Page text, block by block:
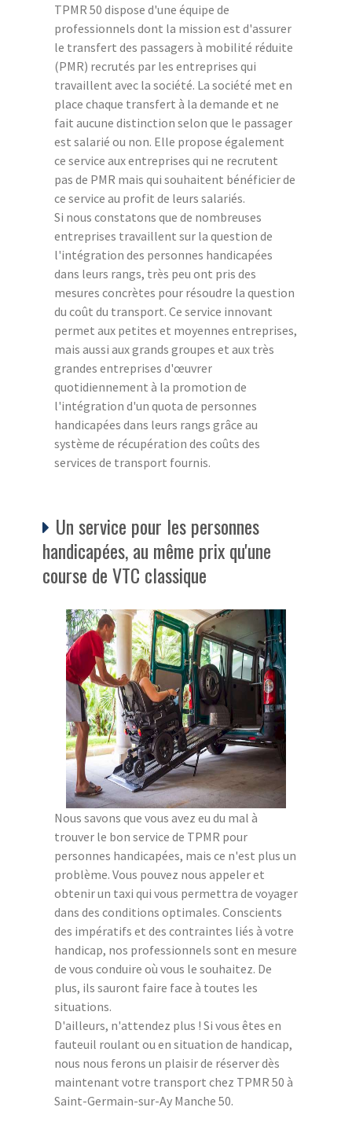
TPMR 50 dispose d'une équipe de
professionnels dont la mission est d'assurer
le transfert des passagers à mobilité réduite
(PMR) recrutés par les entreprises qui
travaillent avec la société. La société met en
place chaque transfert à la demande et ne
fait aucune distinction selon que le passager
est salarié ou non. Elle propose également
ce service aux entreprises qui ne recrutent
pas de PMR mais qui souhaitent bénéficier de
ce service au profit de leurs salariés.
Si nous constatons que de nombreuses
entreprises travaillent sur la question de
l'intégration des personnes handicapées
dans leurs rangs, très peu ont pris des
mesures concrètes pour résoudre la question
du coût du transport. Ce service innovant
permet aux petites et moyennes entreprises,
mais aussi aux grands groupes et aux très
grandes entreprises d'œuvrer
quotidiennement à la promotion de
l'intégration d'un quota de personnes
handicapées dans leurs rangs grâce au
système de récupération des coûts des
services de transport fournis.
Un service pour les personnes
handicapées, au même prix qu'une
course de VTC classique
Nous savons que vous avez eu du mal à
trouver le bon service de TPMR pour
personnes handicapées, mais ce n'est plus un
problème. Vous pouvez nous appeler et
obtenir un taxi qui vous permettra de voyager
dans des conditions optimales. Conscients
des impératifs et des contraintes liés à votre
handicap, nos professionnels sont en mesure
de vous conduire où vous le souhaitez. De
plus, ils sauront faire face à toutes les
situations.
D'ailleurs, n'attendez plus ! Si vous êtes en
fauteuil roulant ou en situation de handicap,
nous nous ferons un plaisir de réserver dès
maintenant votre transport chez TPMR 50 à
Saint-Germain-sur-Ay Manche 50.